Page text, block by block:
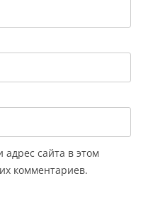
сайта в этом
комментариев.